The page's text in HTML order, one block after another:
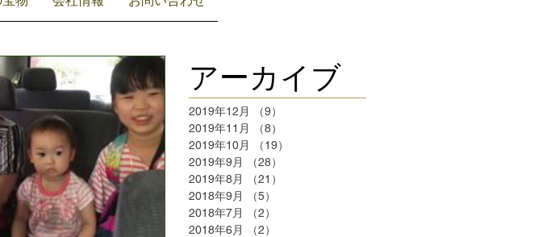
アーカイブ
2019年12月 （9）
2019年11月
（8）
2019年10月
（19）
2019年9月
（28）
2019年8月
（21）
2018年9月
（5）
2018年7月
（2）
2018年6月
（2）